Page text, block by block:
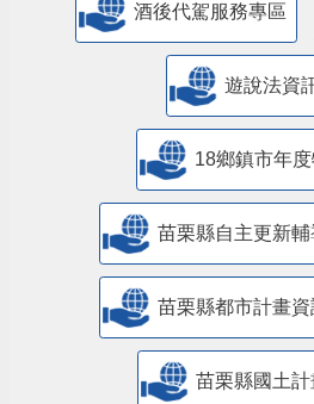
酒後代駕服務專區
遊說法資
18鄉鎮市年
苗栗縣自主更新
苗栗縣都市計畫
苗栗縣國土計